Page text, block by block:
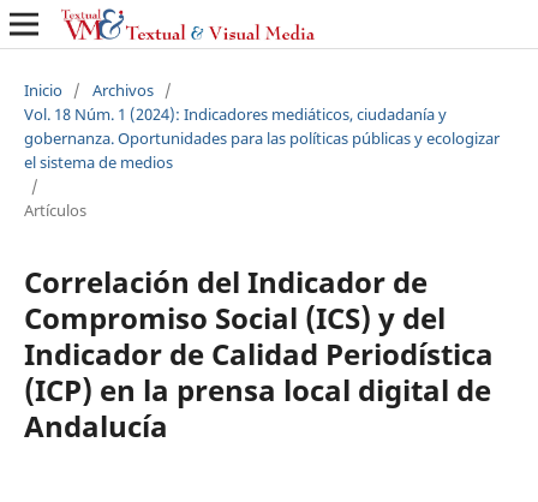
Inicio / Archivos /
Vol. 18 Núm. 1 (2024): Indicadores mediáticos, ciudadanía y
gobernanza. Oportunidades para las políticas públicas y ecologizar
el sistema de medios
/
Artículos
Correlación del Indicador de
Compromiso Social (ICS) y del
Indicador de Calidad Periodística
(ICP) en la prensa local digital de
Andalucía